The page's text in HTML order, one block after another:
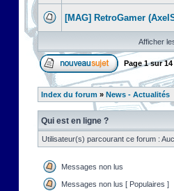
[MAG] RetroGamer
Afficher
Page1sur14
Index du forum » News - Actualités
Qui est en ligne ?
Utilisateur(s) parcourant ce forum :
Messages non lus
Messages non lus [ Populaires ]